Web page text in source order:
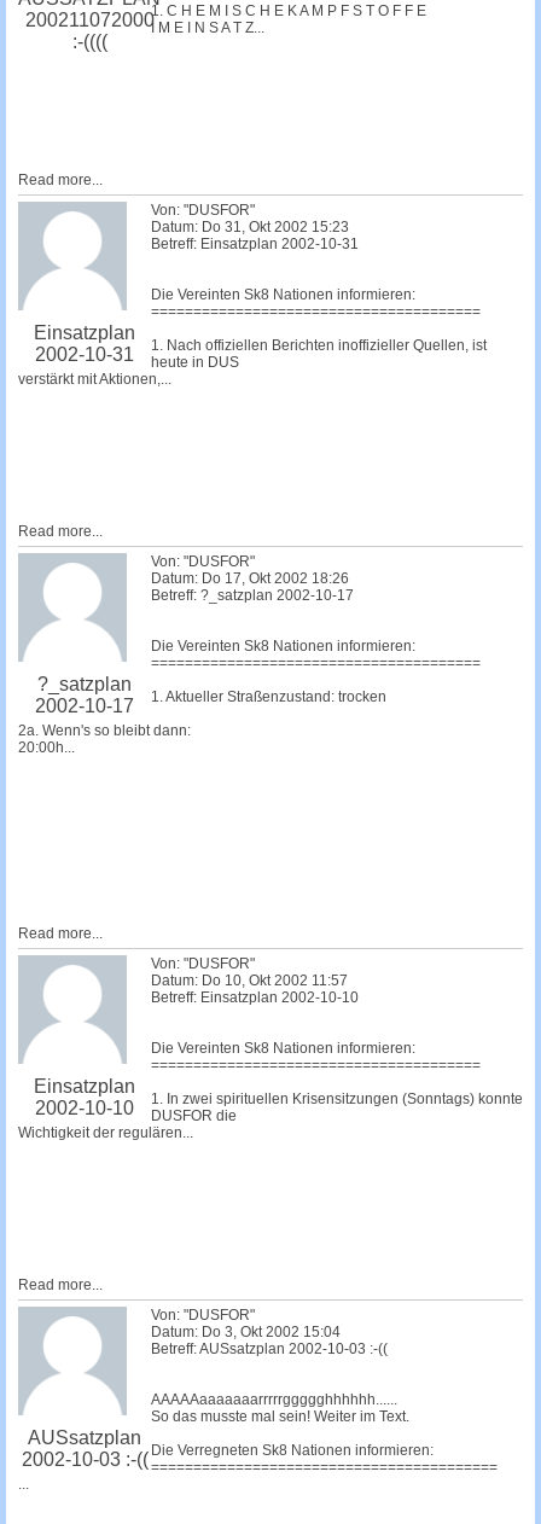
200211072000
:-((((
1. C H E M I S C H E K A M P F S T O F F E
I M E I N S A T Z...
Read more...
Einsatzplan
2002-10-31
Von: "DUSFOR"
Datum: Do 31, Okt 2002 15:23
Betreff: Einsatzplan 2002-10-31
Die Vereinten Sk8 Nationen informieren:
=======================================
1. Nach offiziellen Berichten inoffizieller Quellen, ist
heute in DUS
verstärkt mit Aktionen,...
Read more...
?_satzplan
2002-10-17
Von: "DUSFOR"
Datum: Do 17, Okt 2002 18:26
Betreff: ?_satzplan 2002-10-17
Die Vereinten Sk8 Nationen informieren:
=======================================
1. Aktueller Straßenzustand: trocken
2a. Wenn's so bleibt dann:
20:00h...
Read more...
Einsatzplan
2002-10-10
Von: "DUSFOR"
Datum: Do 10, Okt 2002 11:57
Betreff: Einsatzplan 2002-10-10
Die Vereinten Sk8 Nationen informieren:
=======================================
1. In zwei spirituellen Krisensitzungen (Sonntags) konnte
DUSFOR die
Wichtigkeit der regulären...
Read more...
AUSsatzplan
2002-10-03 :-((
Von: "DUSFOR"
Datum: Do 3, Okt 2002 15:04
Betreff: AUSsatzplan 2002-10-03 :-((
AAAAAaaaaaaarrrrrggggghhhhhh......
So das musste mal sein! Weiter im Text.
Die Verregneten Sk8 Nationen informieren:
=========================================
...